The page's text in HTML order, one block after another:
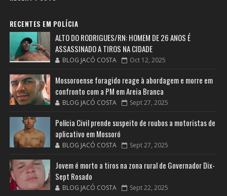
RECENTES EM POLÍCIA
ALTO DO RODRIGUES/RN: HOMEM DE 26 ANOS É
ASSASSINADO A TIROS NA CIDADE
BLOG JACÓ COSTA Oct 12, 2025
Mossoroense foragido reage à abordagem e morre em
confronto com a PM em Areia Branca
BLOG JACÓ COSTA Sept 27, 2025
Polícia Civil prende suspeito de roubos a motoristas de
aplicativo em Mossoró
BLOG JACÓ COSTA Sept 27, 2025
Jovem é morto a tiros na zona rural de Governador Dix-
Sept Rosado
BLOG JACÓ COSTA Sept 22, 2025